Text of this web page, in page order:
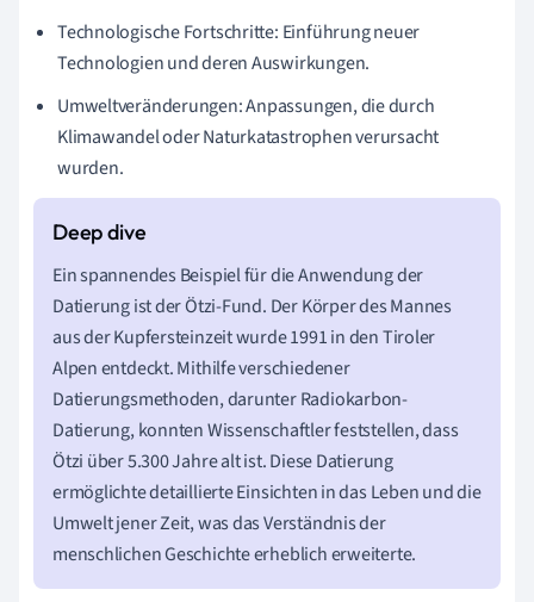
Technologische Fortschritte: Einführung neuer
Technologien und deren Auswirkungen.
Umweltveränderungen: Anpassungen, die durch
Klimawandel oder Naturkatastrophen verursacht
wurden.
Ein spannendes Beispiel für die Anwendung der
Datierung ist der Ötzi-Fund. Der Körper des Mannes
aus der Kupfersteinzeit wurde 1991 in den Tiroler
Alpen entdeckt. Mithilfe verschiedener
Datierungsmethoden, darunter Radiokarbon-
Datierung, konnten Wissenschaftler feststellen, dass
Ötzi über 5.300 Jahre alt ist. Diese Datierung
ermöglichte detaillierte Einsichten in das Leben und die
Umwelt jener Zeit, was das Verständnis der
menschlichen Geschichte erheblich erweiterte.